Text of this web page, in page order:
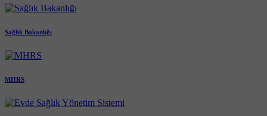
Sağlık Bakanlığı
MHRS